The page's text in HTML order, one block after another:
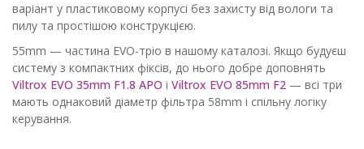
варіант у пластиковому корпусі без захисту від вологи та
пилу та простішою конструкцією.
55mm — частина EVO-тріо в нашому каталозі. Якщо будуєш
систему з компактних фіксів, до нього добре доповнять
Viltrox EVO 35mm F1.8 APO і Viltrox EVO 85mm F2 — всі три
мають однаковий діаметр фільтра 58mm і спільну логіку
керування.